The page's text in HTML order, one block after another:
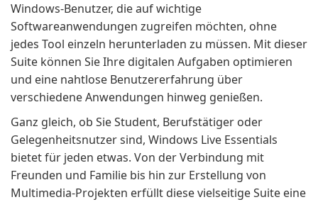
Windows-Benutzer, die auf wichtige
Softwareanwendungen zugreifen möchten, ohne
jedes Tool einzeln herunterladen zu müssen. Mit dieser
Suite können Sie Ihre digitalen Aufgaben optimieren
und eine nahtlose Benutzererfahrung über
verschiedene Anwendungen hinweg genießen.
Ganz gleich, ob Sie Student, Berufstätiger oder
Gelegenheitsnutzer sind, Windows Live Essentials
bietet für jeden etwas. Von der Verbindung mit
Freunden und Familie bis hin zur Erstellung von
Multimedia-Projekten erfüllt diese vielseitige Suite eine